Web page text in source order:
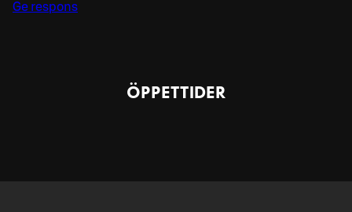
Ge respons
ÖPPETTIDER